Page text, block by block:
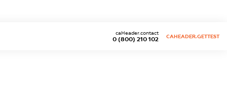
0 (800) 210 102
caHeader.contact
CAHEADER.GETTEST